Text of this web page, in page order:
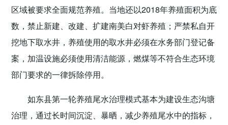
区域被要求全面规范养殖。当地还以2018年养殖面积为底
数，禁止新建、改建、扩建南美白对虾养殖；严禁私自开
挖地下取水井，养殖使用的取水井必须在水务部门登记备
案，加温设施必须使用清洁能源，燃煤等不符合生态环境
部门要求的一律拆除停用。
如东县第一轮养殖尾水治理模式基本为建设生态沟塘
治理，通过长时间沉淀、暴晒，减少养殖尾水中的指标，